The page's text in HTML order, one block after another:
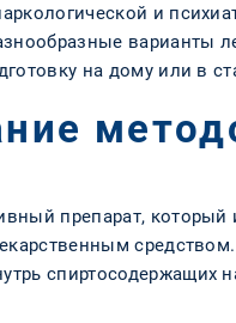
и
варианты
на дому или в
препарат, который
спиртосодержащих